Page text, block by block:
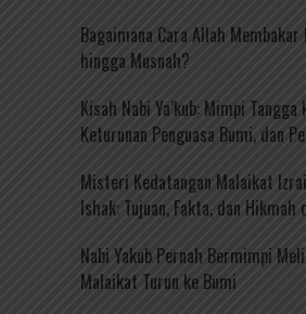
Bagaimana Cara Allah
hingga Musnah?
Kisah Nabi Ya’kub: Mimpi
Keturunan Penguasa Bumi, dan
Misteri Kedatangan Malaikat
Ishak: Tujuan, Fakta, dan Hikmah
Nabi Yakub Pernah Bermimpi
Malaikat Turun ke Bumi